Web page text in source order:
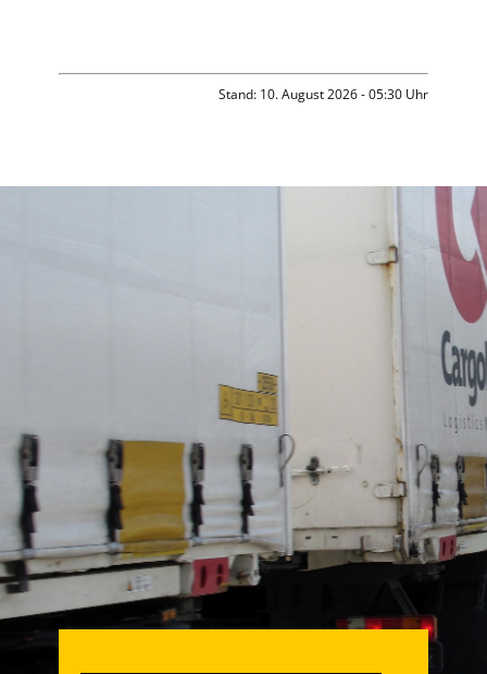
Stand: 10. August 2026 - 05:30 Uhr